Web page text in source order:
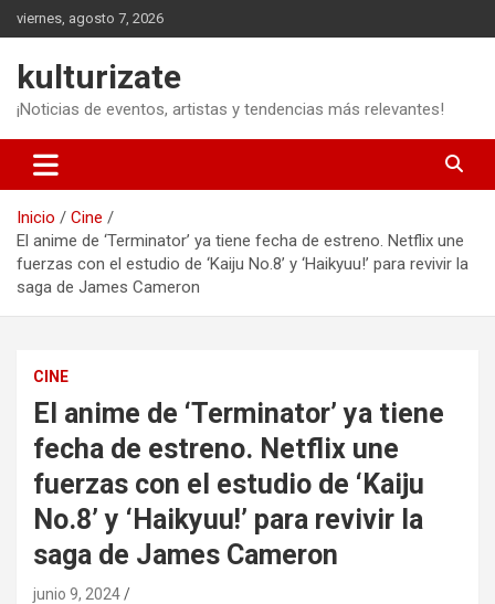
Saltar
al
viernes, agosto 7, 2026
kulturizate
¡Noticias de eventos, artistas y tendencias más relevantes!
Inicio
Cine
El anime de ‘Terminator’ ya tiene fecha de estreno. Netflix une
fuerzas con el estudio de ‘Kaiju No.8’ y ‘Haikyuu!’ para revivir la
saga de James Cameron
CINE
El anime de ‘Terminator’ ya tiene
fecha de estreno. Netflix une
fuerzas con el estudio de ‘Kaiju
No.8’ y ‘Haikyuu!’ para revivir la
saga de James Cameron
junio 9, 2024